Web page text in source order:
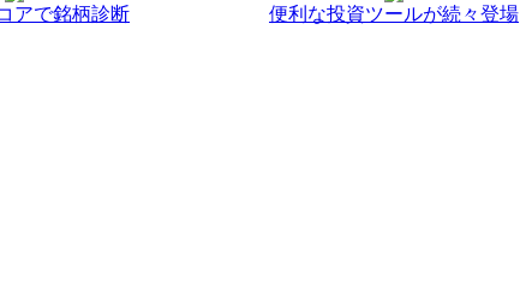
アで銘柄診断 便利な投資ツールが続々登場